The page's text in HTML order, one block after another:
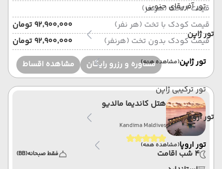
تور آفریقای جنوبی
تور ژاپن
تور ژاپن(مشاهده همه)
تور ترکیبی ژاپن
تور اروپا
تور اروپا(مشاهده همه)
قیمت 1 تخته (هرنفر)
قیمت کودک با تخت (هر نفر)
۹۲٬۹۰۰٬۰۰۰ تومان
قیمت کودک بدون تخت (هرنفر)
۹۲٬۹۰۰٬۰۰۰ تومان
مشاوره و رزرو رایگان
مشاهده اقساط
هتل کاندیما مالدیو
Kandima Maldives
4 شب اقامت فقط صبحانه(BB)